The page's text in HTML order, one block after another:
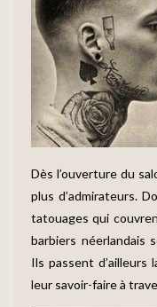
Dès l’ouverture du
plus d’admirateurs.
tatouages qui
barbiers néerlandais
Ils passent
leur savoir-faire à